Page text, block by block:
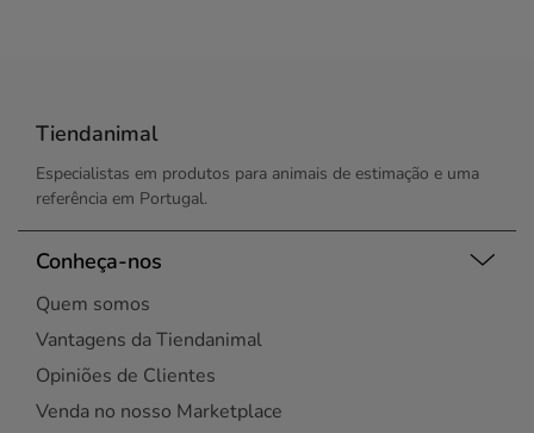
Tiendanimal
Especialistas em produtos para animais de estimação e uma
referência em Portugal.
Conheça-nos
Quem somos
Vantagens da Tiendanimal
Opiniões de Clientes
Venda no nosso Marketplace